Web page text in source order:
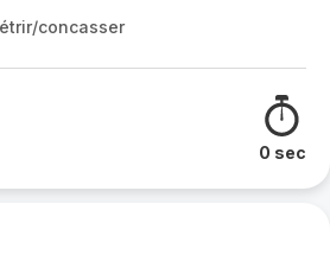
concasser
0 sec